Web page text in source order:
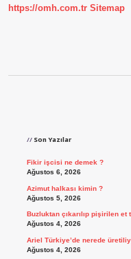
https://omh.com.tr Sitemap
Son Yazılar
Fikir işcisi ne demek ?
Ağustos 6, 2026
Azimut halkası kimin ?
Ağustos 5, 2026
Buzluktan çıkarılıp pişirilen
Ağustos 4, 2026
Ariel Türkiye’de nerede
Ağustos 4, 2026